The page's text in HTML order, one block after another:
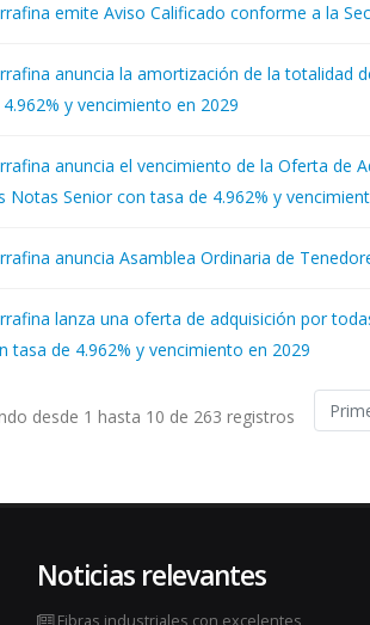
emite Aviso Calificado conforme a la
anuncia la amortización de la totalidad
y vencimiento en 2029
anuncia el vencimiento de la Oferta de
Notas Senior con tasa de 4.962% y
anuncia Asamblea Ordinaria de
lanza una oferta de adquisición por
tasa de 4.962% y vencimiento en 2029
desde 1 hasta 10 de 263 registros
Noticias relevantes
Fibras industriales con excelentes